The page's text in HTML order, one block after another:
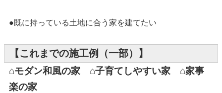
●既に持っている土地に合う家を建てたい
【これまでの施工例（一部）】
⌂モダン和風の家 ⌂子育てしやすい家 ⌂家事
楽の家